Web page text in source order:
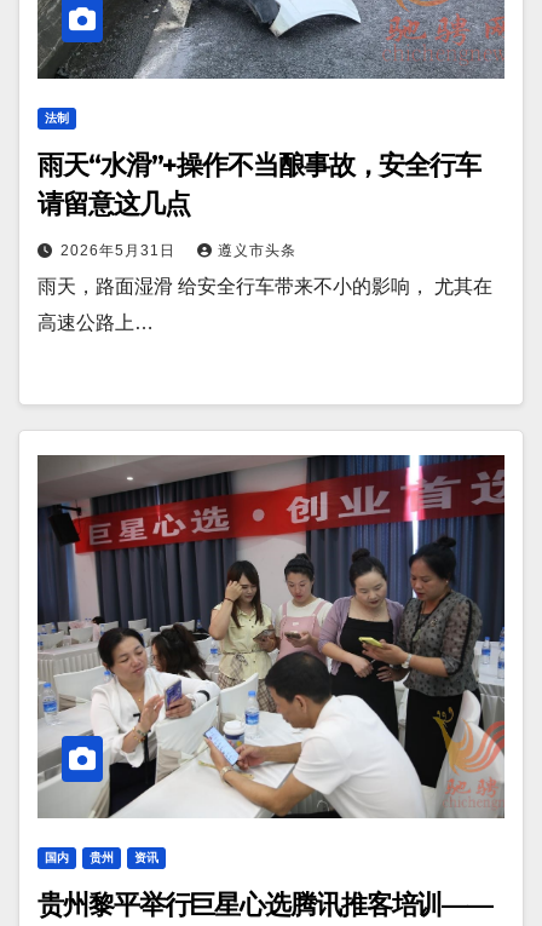
法制
雨天“水滑”+操作不当酿事故，安全行车
请留意这几点
2026年5月31日 遵义市头条
雨天，路面湿滑 给安全行车带来不小的影响， 尤其在
高速公路上…
国内 贵州 资讯
贵州黎平举行巨星心选腾讯推客培训——